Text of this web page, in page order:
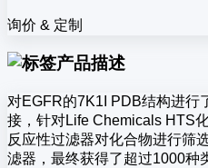
询价 & 定制
产品描述
对EGFR的7K1I PDB结构进行
接，针对Life Chemicals HTS
反应性过滤器对化合物进行筛
滤器，最终获得了超过1000种